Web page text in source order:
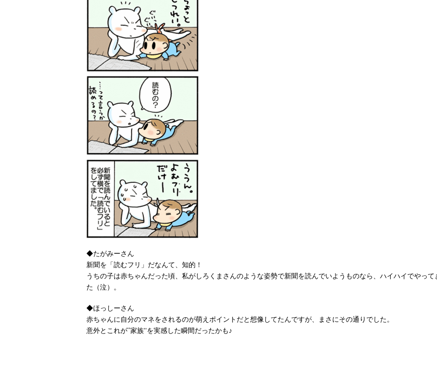
◆たがみーさん
新聞を「読むフリ」だなんて、知的！
うちの子は赤ちゃんだった頃、私がしろくまさんのような姿勢で新聞を読んでいようものなら、ハイハイでや
た（泣）。
◆ほっしーさん
赤ちゃんに自分のマネをされるのが萌えポイントだと想像してたんですが、まさにその通りでした。
意外とこれが“家族”を実感した瞬間だったかも♪